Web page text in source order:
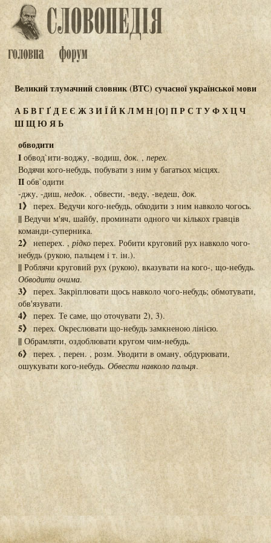
Великий тлумачний словник (ВТС) сучасної української мови
АБВГҐДЕЄ ЖЗИЇЙКЛМН[О] ПР СТУФХЦЧ
ШЩЮЯЬ
обводити
I обвод`ити-воджу, -водиш, док. , перех.
Водячи кого-небудь, побувати з ним у багатьох місцях.
IIобв`одити
-джу, -диш,недок. , обвести, -веду, -ведеш,док.
1》 перех. Ведучи кого-небудь, обходити з ним навколо чогось.
||Ведучи м'яч, шайбу, проминати одного чи кількох гравців
команди-суперника.
2》 неперех. , рідко перех. Робити круговий рух навколо чого-
небудь (рукою, пальцем і т. ін.).
|| Роблячи круговий рух (рукою), вказувати на кого-, що-небудь.
Обводити очима.
3》 перех. Закріплювати щось навколо чого-небудь; обмотувати,
обв'язувати.
4》 перех. Те саме, що оточувати 2), 3).
5》 перех. Окреслювати що-небудь замкненою лінією.
|| Обрамляти, оздоблювати кругом чим-небудь.
6》 перех. , перен. , розм. Уводити в оману, обдурювати,
ошукувати кого-небудь.Обвести навколо пальця.